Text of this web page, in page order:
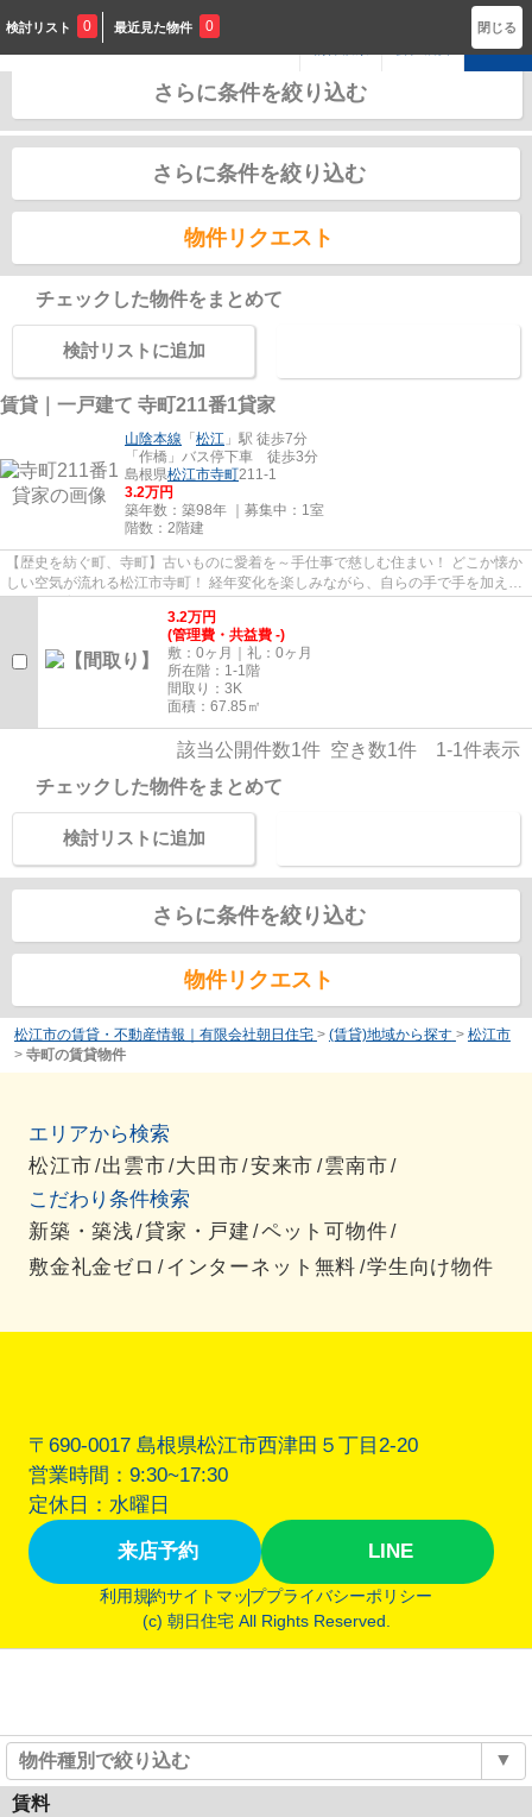
メニュー
松江市寺町 賃貸、土地(賃貸)一覧
募集中のみ表示
空き数
さらに条件を絞り込む
物件リクエスト
チェックした物件をまとめて
検討リストに追加
賃貸｜一戸建て 寺町211番1貸家
山陰本線 「 松江 」駅 徒歩7分
「作橋」バス停下車 徒歩3分
島根県松江市寺町211-1
3.2万円
築年数：築98年 ｜募集中： 1室
階数：2階建
【歴史を紡ぐ町、寺町】古いものに愛着を～手仕事で慈しむ住まい！ どこか懐か
しい空気が流れる松江市寺町！ 経年変化を楽しみながら、自らの手で手を加え、
3.2万円
(管理費・共益費 -)
敷：0ヶ月｜礼：0ヶ月
所在階：1-1階
間取り：3K
面積：67.85㎡
該当公開件数1件 空き数1件 1-1件表示
チェックした物件をまとめて
検討リストに追加
さらに条件を絞り込む
物件リクエスト
さらに条件を絞り込む
松江市の賃貸・不動産情報｜有限会社朝日住宅 > (賃貸)地域から探す > 松江市
> 寺町の賃貸物件
エリアから検索
松江市/出雲市/大田市/安来市 / 雲南市/
こだわり条件検索
新築・築浅 /貸家・戸建 /ペット可物件/
敷金礼金ゼロ / インターネット無料 /学生向け物件
〒690-0017 島根県松江市西津田５丁目2-20
営業時間：9:30~17:30
定休日：水曜日
来店予約 LINE
利用規約サイトマッププライバシーポリシー
(c) 朝日住宅 All Rights Reserved.
検討リスト 0 最近見た物件 0 閉じる
物件種別で絞り込む ▼
賃料